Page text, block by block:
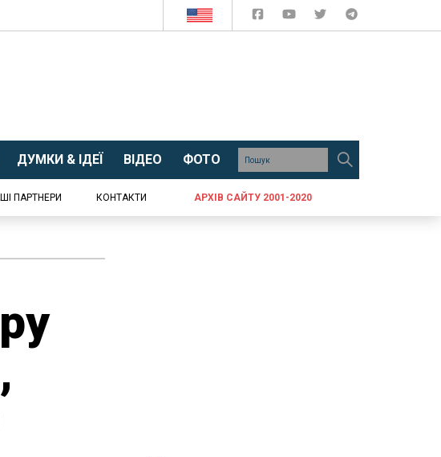
ДУМКИ & ІДЕЇ ВІДЕО ФОТО
ПАРТНЕРИ КОНТАКТИ АРХІВ САЙТУ 2001-2020